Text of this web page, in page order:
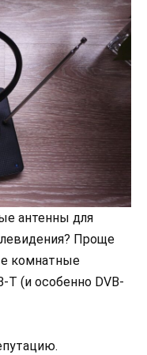
антенны для
Проще
комнатные
(и особенно DVB-